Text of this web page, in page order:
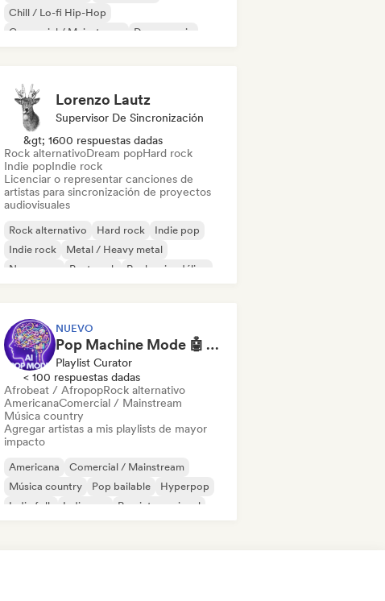
Chill / Lo-fi Hip-Hop
Comercial / Mainstream
Dance music
Lorenzo Lautz
Supervisor De Sincronización
&gt; 1600 respuestas dadas
Rock alternativoDream popHard rock
Indie popIndie rock
Licenciar o representar canciones de
artistas para sincronización de proyectos
audiovisuales
Rock alternativo Hard rock
Indie pop
Indie rock
Metal / Heavy metal
New wave
Post punk Rock psicodélico
NUEVO
Pop Machine Mode 🤖 AI Music, Indie Pop & Dream Pop
Playlist Curator
< 100 respuestas dadas
Afrobeat / AfropopRock alternativo
AmericanaComercial / Mainstream
Música country
Agregar artistas a mis playlists de mayor
impacto
Americana
Comercial / Mainstream
Música country
Pop bailable
Hyperpop
Indie folk
Indie pop Pop internacional